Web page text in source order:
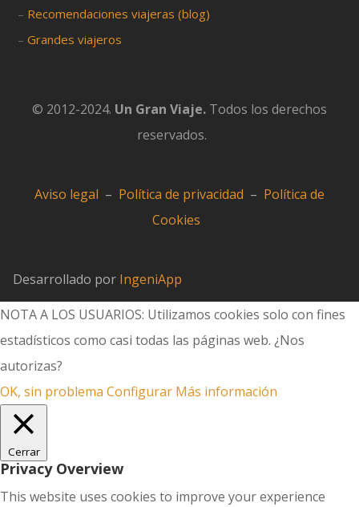
– Recomendaciones viajeras (blog)
–Grandes viajeros
© 2012-2024. Un Gran Viaje. Todos los derechos
reservados.
Aviso legal – Política de privacidad – Política de
Cookies
Desarrollado por IngeniApp
NOTA A LOS USUARIOS: Utilizamos cookies solo con fines
estadísticos como casi todas las páginas web. ¿Nos
autorizas?
OK, sin problema Configurar Más información
Cerrar
Privacy Overview
This website uses cookies to improve your experience